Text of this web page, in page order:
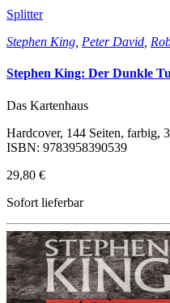
Splitter
Stephen King Peter David
Stephen King: Der Dunkle
Das Kartenhaus
Hardcover, 144 Seiten, farbig,
ISBN: 9783958390539
29,80 €
Sofort lieferbar